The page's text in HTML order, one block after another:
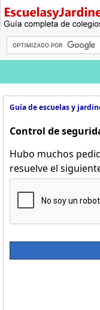
Guía de escuelas y
Control de
Hubo muchos
resuelve el